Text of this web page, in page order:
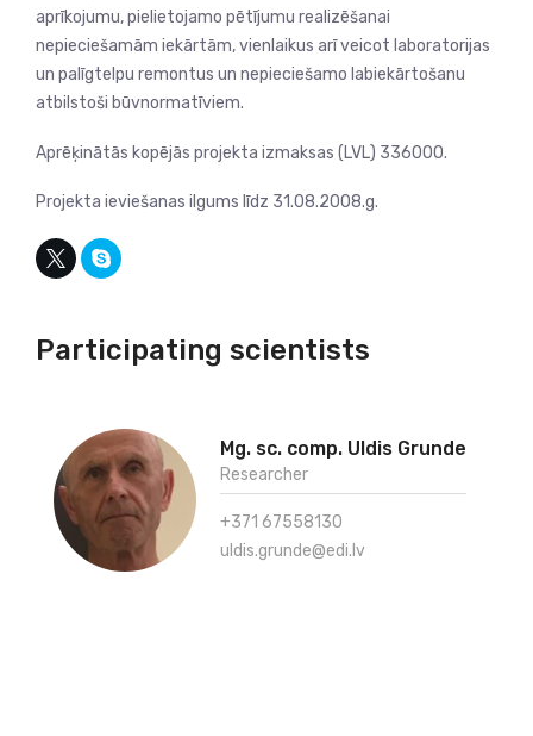
aprīkojumu, pielietojamo pētījumu realizēšanai
nepieciešamām iekārtām, vienlaikus arī veicot laboratorijas
un palīgtelpu remontus un nepieciešamo labiekārtošanu
atbilstoši būvnormatīviem.
Aprēķinātās kopējās projekta izmaksas (LVL) 336000.
Projekta ieviešanas ilgums līdz 31.08.2008.g.
Participating scientists
Mg. sc. comp. Uldis Grunde
Researcher
+371 67558130
uldis.grunde@edi.lv